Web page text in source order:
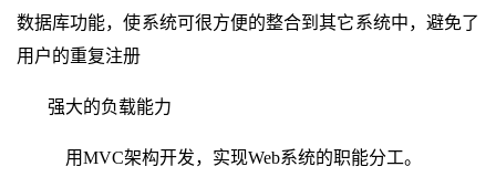
数据库功能，使系统可很方便的整合到其它系统中，避免了
用户的重复注册
强大的负载能力
用MVC架构开发，实现Web系统的职能分工。